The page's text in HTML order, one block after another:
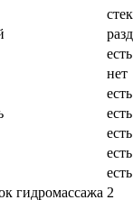
есть
нет
есть
есть
есть
есть
есть
гидромассажа 2